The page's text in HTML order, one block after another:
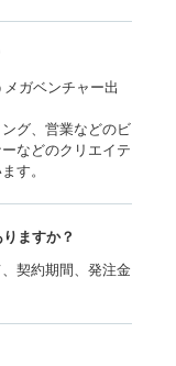
ガベンチャー出
グ、営業などのビ
などのクリエイテ
す。
ますか？
契約期間、発注金